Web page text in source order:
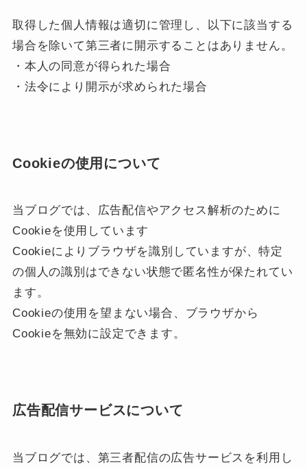
取得した個人情報は適切に管理し、以下に該当する
場合を除いて第三者に開示することはありません。
・本人の同意が得られた場合
・法令により開示が求められた場合
Cookieの使用について
当ブログでは、広告配信やアクセス解析のために
Cookieを使用しています
Cookieによりブラウザを識別していますが、特定
の個人の識別はできない状態で匿名性が保たれてい
ます。
Cookieの使用を望まない場合、ブラウザから
Cookieを無効に設定できます。
広告配信サービスについて
当ブログでは、第三者配信の広告サービスを利用し